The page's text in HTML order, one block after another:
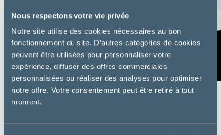
Nous respectons votre vie privée
Notre site utilise des cookies nécessaires au bon
fonctionnement du site. D’autres catégories de cookies
peuvent être utilisées pour personnaliser votre
expérience, diffuser des offres commerciales
personnalisées ou réaliser des analyses pour optimiser
notre offre. Votre consentement peut être retiré à tout
moment.